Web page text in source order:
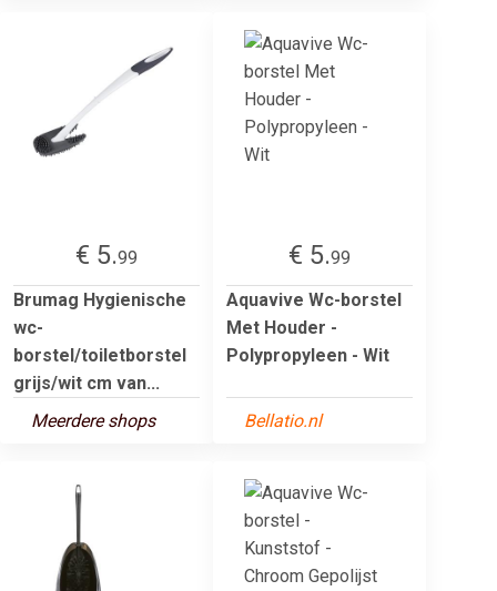
€ 5.99
Brumag Hygienische
wc-
borstel/toiletborstel
grijs/wit cm van...
Meerdere shops
€ 5.99
Aquavive Wc-borstel
Met Houder -
Polypropyleen - Wit
Bellatio.nl